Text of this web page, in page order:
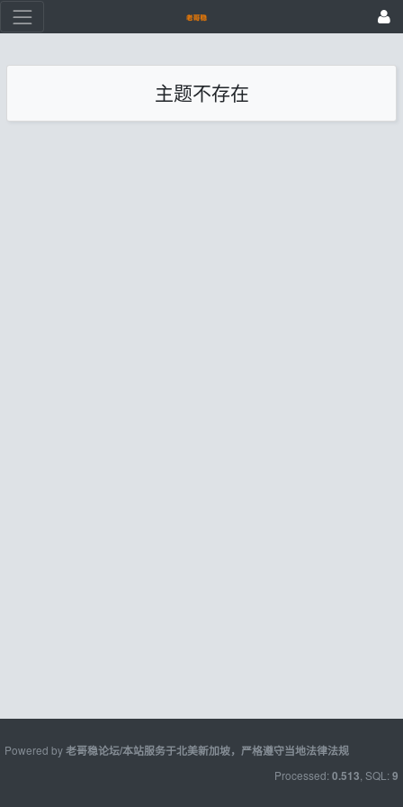
主题不存在
Powered by老哥稳论坛/本站服务于北美新加坡，严格遵守当地法律法规
Processed: 0.513 , SQL: 9